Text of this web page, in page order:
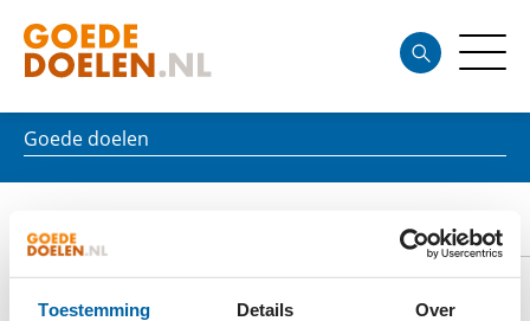
Toestemming Details Over
Goede doelen
JOHANNITER NEDERLAND